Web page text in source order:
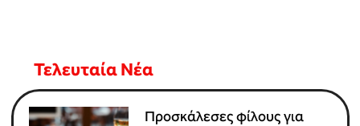
Τελευταία Νέα
Προσκάλεσες φίλους για